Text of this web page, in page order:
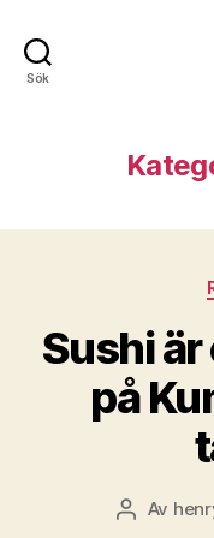
Sök
Sushi
på
Av